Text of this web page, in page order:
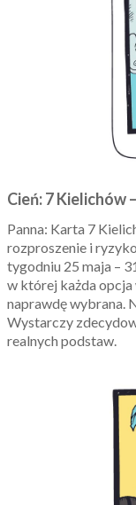
Cień: 7 Kielichów
Panna: Karta 7
rozproszenie i
tygodniu 25 maja –
w której każda opcja
naprawdę wybrana.
Wystarczy
realnych podstaw.